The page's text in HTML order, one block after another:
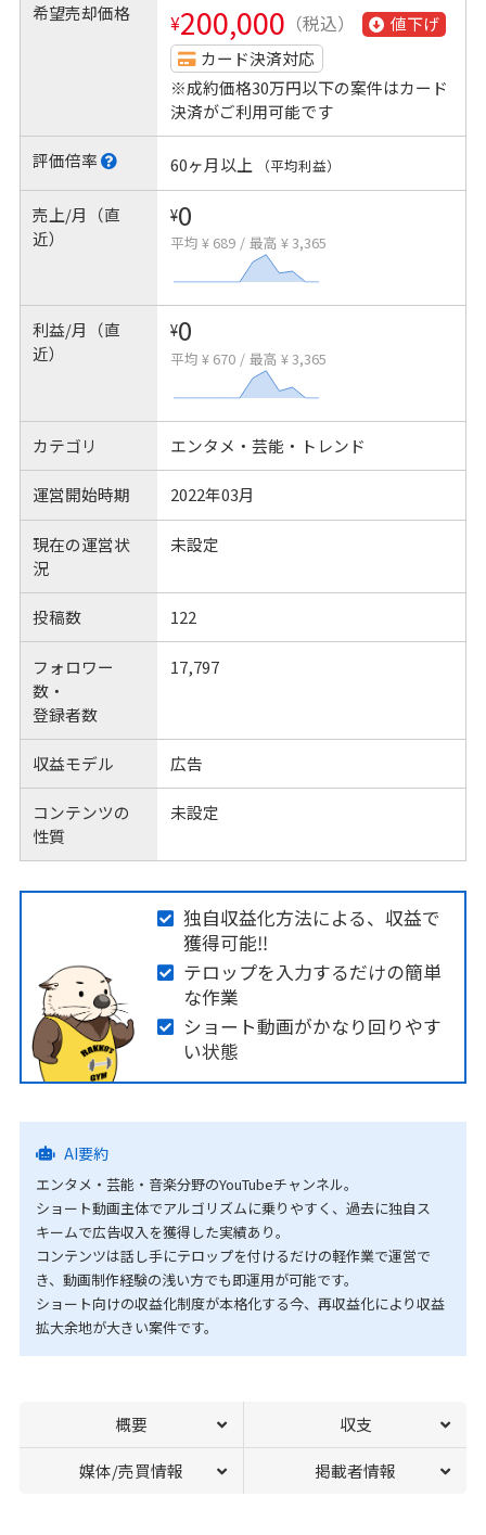
希望売却価格 ¥200,000 （税込）
値下げ
カード決済対応
※成約価格30万円以下の案件はカード
決済がご利用可能です
評価倍率 60ヶ月以上 （平均利益）
売上/月（直
近）
¥0
平均 ¥ 689 / 最高 ¥ 3,365
利益/月（直
近）
¥0
平均 ¥ 670 / 最高 ¥ 3,365
カテゴリ エンタメ・芸能・トレンド
運営開始時期 2022年03月
現在の運営状
況
未設定
投稿数 122
フォロワー
数・
登録者数
17,797
収益モデル 広告
コンテンツの
性質
未設定
独自収益化方法による、収益で
獲得可能‼
テロップを入力するだけの簡単
な作業
ショート動画がかなり回りやす
い状態
AI要約
エンタメ・芸能・音楽分野のYouTubeチャンネル。
ショート動画主体でアルゴリズムに乗りやすく、過去に独自ス
キームで広告収入を獲得した実績あり。
コンテンツは話し手にテロップを付けるだけの軽作業で運営で
き、動画制作経験の浅い方でも即運用が可能です。
ショート向けの収益化制度が本格化する今、再収益化により収益
拡大余地が大きい案件です。
概要 収支
媒体/売買情報 掲載者情報